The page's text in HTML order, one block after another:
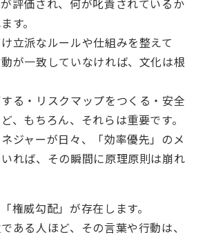
す。
立派なルールや仕組みを整えて
が一致していなければ、文化は根
る・リスクマップをつくる・安全
、もちろん、それらは重要です。
ジャーが日々、「効率優先」のメ
れば、その瞬間に原理原則は崩れ
権威勾配」が存在します。
ある人ほど、その言葉や行動は、